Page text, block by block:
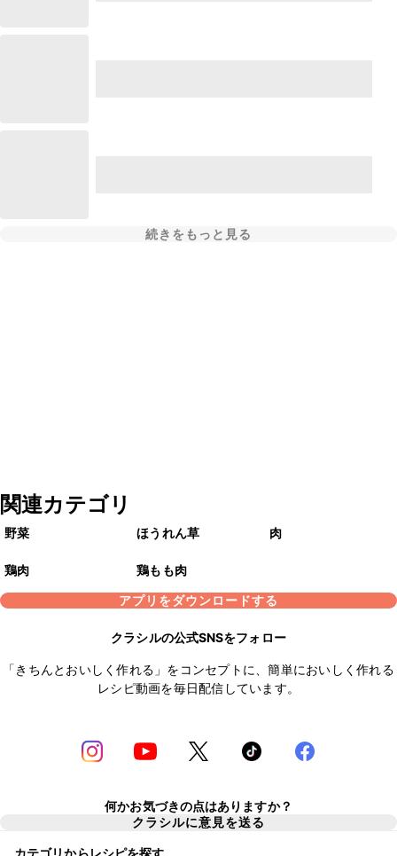
続きをもっと見る
関連カテゴリ
野菜 ほうれん草 肉
鶏肉
鶏もも肉
アプリをダウンロードする
クラシルの公式SNSをフォロー
「きちんとおいしく作れる」をコンセプトに、簡単においしく作れる
レシピ動画を毎日配信しています。
何かお気づきの点はありますか？
クラシルに意見を送る
カテゴリからレシピを探す